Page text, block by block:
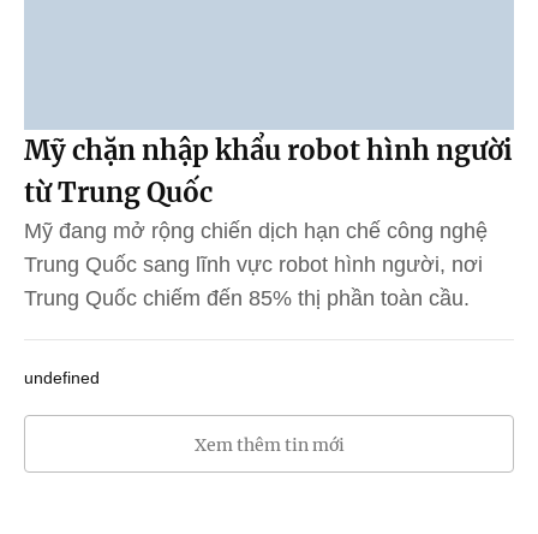
Mỹ chặn nhập khẩu robot hình người
từ Trung Quốc
Mỹ đang mở rộng chiến dịch hạn chế công nghệ
Trung Quốc sang lĩnh vực robot hình người, nơi
Trung Quốc chiếm đến 85% thị phần toàn cầu.
undefined
Xem thêm tin mới